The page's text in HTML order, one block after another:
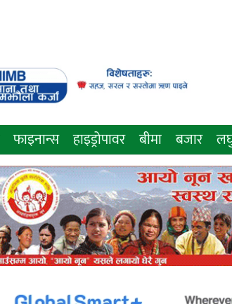
फाइनान्स हाइड्रोपावर बीमा बजार